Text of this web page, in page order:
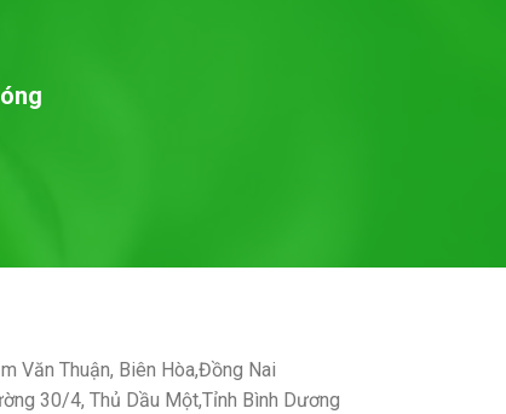
Văn Thuận, Biên Hòa,Đồng Nai
30/4, Thủ Dầu Một,Tỉnh Bình Dương